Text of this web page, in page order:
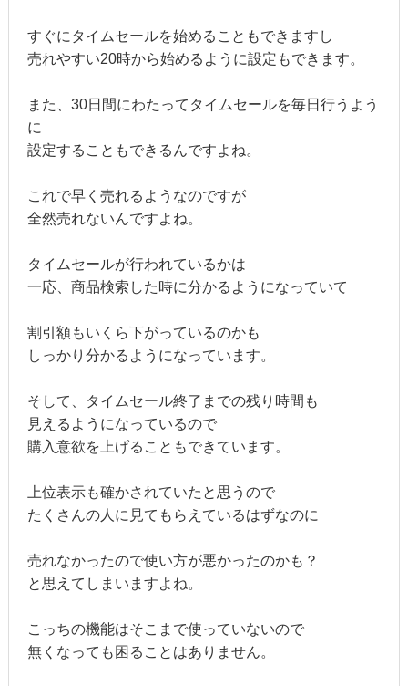
すぐにタイムセールを始めることもできますし
売れやすい20時から始めるように設定もできます。
また、30日間にわたってタイムセールを毎日行うよう
に
設定することもできるんですよね。
これで早く売れるようなのですが
全然売れないんですよね。
タイムセールが行われているかは
一応、商品検索した時に分かるようになっていて
割引額もいくら下がっているのかも
しっかり分かるようになっています。
そして、タイムセール終了までの残り時間も
見えるようになっているので
購入意欲を上げることもできています。
上位表示も確かされていたと思うので
たくさんの人に見てもらえているはずなのに
売れなかったので使い方が悪かったのかも？
と思えてしまいますよね。
こっちの機能はそこまで使っていないので
無くなっても困ることはありません。